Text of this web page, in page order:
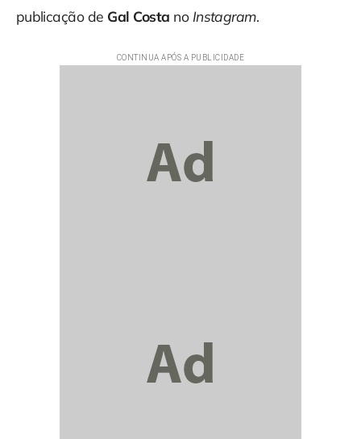
publicação de Gal Costa no Instagram.